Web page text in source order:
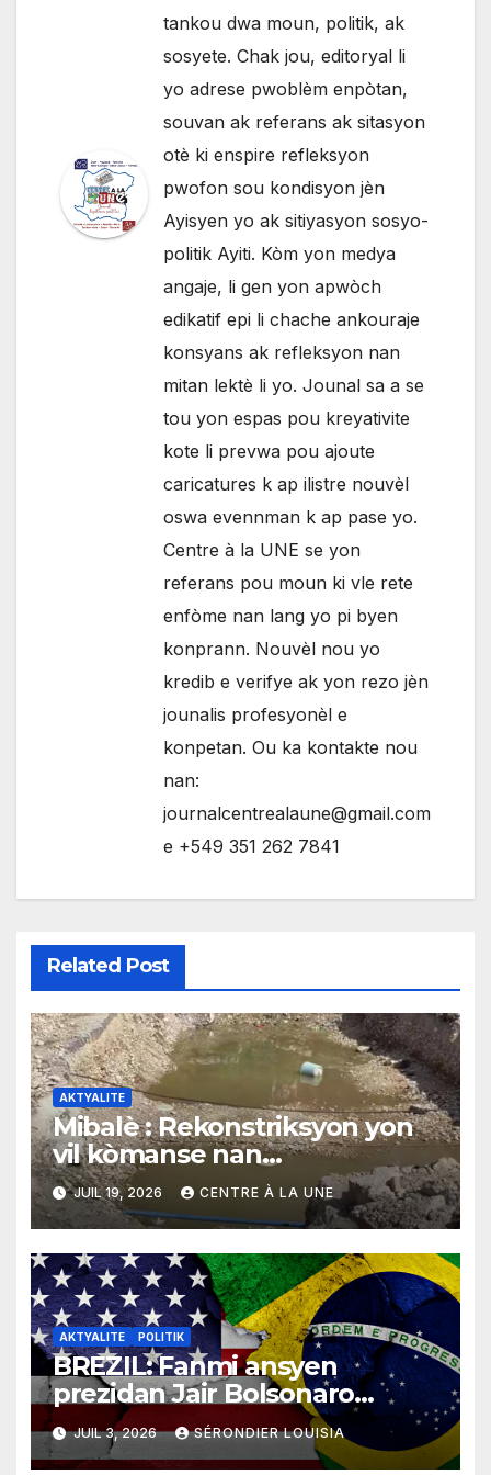
tankou dwa moun, politik, ak
sosyete. Chak jou, editoryal li
yo adrese pwoblèm enpòtan,
souvan ak referans ak sitasyon
otè ki enspire refleksyon
pwofon sou kondisyon jèn
Ayisyen yo ak sitiyasyon sosyo-
politik Ayiti. Kòm yon medya
angaje, li gen yon apwòch
edikatif epi li chache ankouraje
konsyans ak refleksyon nan
mitan lektè li yo. Jounal sa a se
tou yon espas pou kreyativite
kote li prevwa pou ajoute
caricatures k ap ilistre nouvèl
oswa evennman k ap pase yo.
Centre à la UNE se yon
referans pou moun ki vle rete
enfòme nan lang yo pi byen
konprann. Nouvèl nou yo
kredib e verifye ak yon rezo jèn
jounalis profesyonèl e
konpetan. Ou ka kontakte nou
nan:
journalcentrealaune@gmail.com
e +549 351 262 7841
Related Post
AKTYALITE
Mibalè : Rekonstriksyon yon
vil kòmanse nan
rekonstriksyon lespri moun
yo
JUIL 19, 2026 CENTRE À LA UNE
AKTYALITE POLITIK
BREZIL: Fanmi ansyen
prezidan Jair Bolsonaro
mande gouvènman ameriken
an ogmante taks sou tout
JUIL 3, 2026 SÉRONDIER LOUISIA